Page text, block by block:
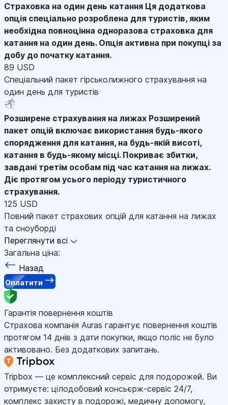
Страховка на один день катання Ця додаткова
опція спеціально розроблена для туристів, яким
необхідна повноцінна одноразова страховка для
катання на один день. Опція активна при покупці за
добу до початку катання.
89 USD
Спеціальний пакет гірськолижного страхування на
один день для туристів
Розширене страхування на лижах Розширений
пакет опцій включає використання будь-якого
спорядження для катання, на будь-якій висоті,
катання в будь-якому місці. Покриває збитки,
завдані третім особам під час катання на лижах.
Діє протягом усього періоду туристичного
страхування.
125 USD
Повний пакет страхових опцій для катання на лижах
та сноуборді
Переглянути всі
Загальна ціна:
Назад
Оплатити
Гарантія повернення коштів
Страхова компанія Auras гарантує повернення коштів
протягом 14 днів з дати покупки, якщо поліс не було
активовано. Без додаткових запитань.
Tripbox — це комплексний сервіс для подорожей. Ви
отримуєте: цілодобовий консьєрж-сервіс 24/7,
комплекс захисту в подорожі, медичну допомогу,